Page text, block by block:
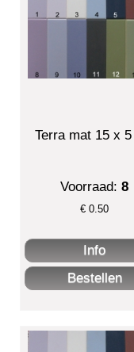
Terra mat 15 x
Voorraad:8
€0.50